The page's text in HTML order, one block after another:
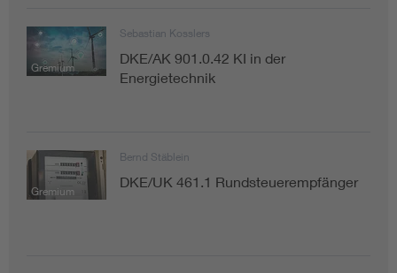
Gremium
Sebastian Kosslers
DKE/AK 901.0.42 KI in der
Energietechnik
Gremium
Bernd Stäblein
DKE/UK 461.1 Rundsteuerempfänger